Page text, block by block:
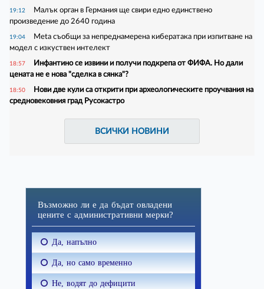
19:12
Малък орган в Германия ще свири едно единствено
произведение до 2640 година
19:04
Meta съобщи за непреднамерена кибератака при изпитване на
модел с изкуствен интелект
18:57
Инфантино се извини и получи подкрепа от ФИФА. Но дали
цената не е нова "сделка в сянка"?
18:50
Нови две кули са открити при археологическите проучвания на
средновековния град Русокастро
ВСИЧКИ НОВИНИ